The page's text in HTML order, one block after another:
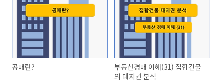
공매란?
부동산경매 이해(31) 집합건물
의 대지권 분석